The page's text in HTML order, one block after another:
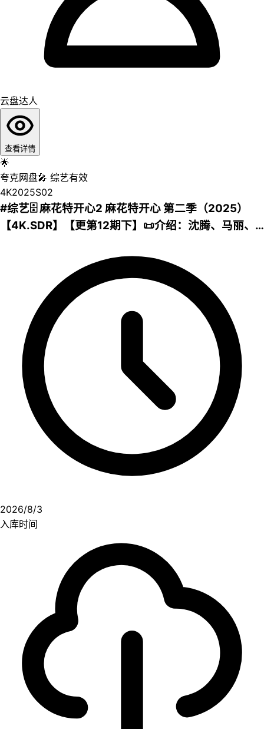
云盘达人
查看详情
🌟
夸克网盘🎤 综艺有效
4K2025S02
#综艺🗄 麻花特开心2 麻花特开心 第二季（2025）
【4K.SDR】【更第12期下】📜介绍：沈腾、马丽、
吃同住，开启前所未有的奇妙旅程。他们将打破次
元，与前来做客的圈内好友一起，进入10个熟悉又沉
浸的IP世界，开启“笑麻了，也闹麻了”的欢乐团建大
冒险。💾夸克网盘📁 大小：NG🏷 标签：#综艺 #真人
秀 #麻花特开心 #麻花特开心2 #开心麻花年番
#4K⬇️【评论区可搜索】 | 🔍网盘专搜
2026/8/3
入库时间